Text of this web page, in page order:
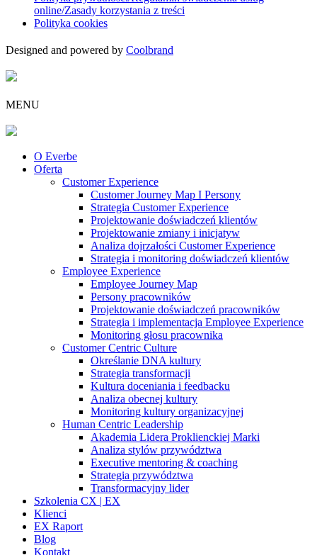
online/Zasady korzystania z treści
Polityka cookies
Designed and powered by Coolbrand
MENU
O Everbe
Oferta
Customer Experience
Customer Journey Map I Persony
Strategia Customer Experience
Projektowanie doświadczeń klientów
Projektowanie zmiany i inicjatyw
Analiza dojrzałości Customer Experience
Strategia i monitoring doświadczeń klientów
Employee Experience
Employee Journey Map
Persony pracowników
Projektowanie doświadczeń pracowników
Strategia i implementacja Employee Experience
Monitoring głosu pracownika
Customer Centric Culture
Określanie DNA kultury
Strategia transformacji
Kultura doceniania i feedbacku
Analiza obecnej kultury
Monitoring kultury organizacyjnej
Human Centric Leadership
Akademia Lidera Proklienckiej Marki
Analiza stylów przywództwa
Executive mentoring & coaching
Strategia przywództwa
Transformacyjny lider
Szkolenia CX | EX
Klienci
EX Raport
Blog
Kontakt